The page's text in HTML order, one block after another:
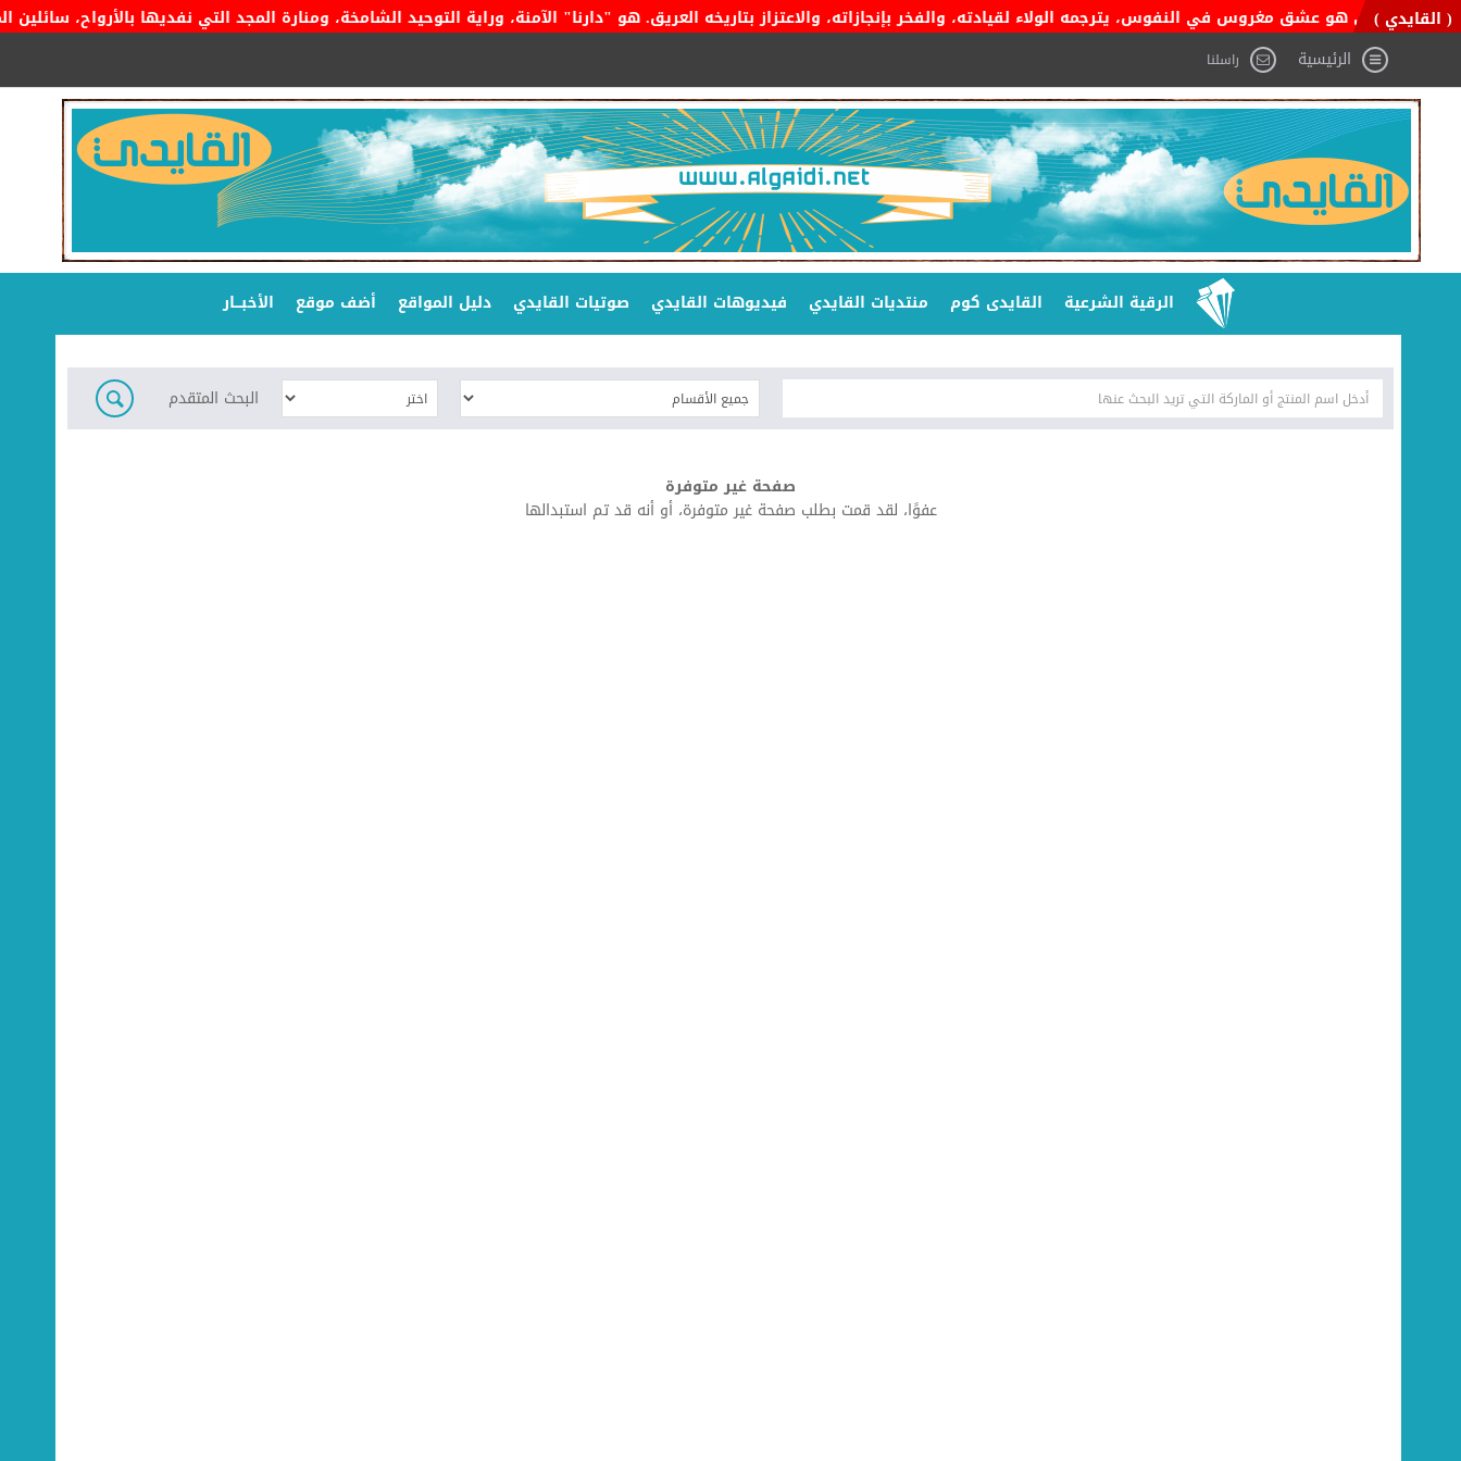
( القايدي )هو عشق مغروس في النفوس، يترجمه الولاء لقيادته، والفخر بإنجازاته، والاعتزاز بتاريخه العريق. هو "دارنا" الآمنة، وراية التوحيد الشامخة، ومنارة المجد التي نفديها بالأرواح، سائلين
الرئيسية
راسلنا
الرقية الشرعية القايدى كوم منتديات القايدي فيديوهات القايدي صوتيات القايدي دليل المواقع أضف موقع الأخبـــار
البحث المتقدم
صفحة غير متوفرة
عفوًا، لقد قمت بطلب صفحة غير متوفرة، أو أنه قد تم استبدالها